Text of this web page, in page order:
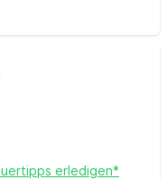
erledigen*